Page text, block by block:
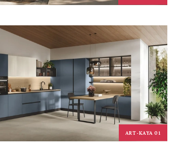
ART-KAYA 01